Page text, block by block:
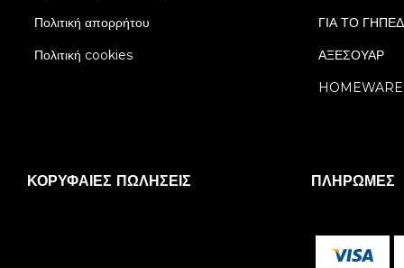
Πολιτική απορρήτου
Πολιτική cookies
ΓΙΑ ΤΟ
ΑΞΕΣΟΥΑΡ
HOMEWARE
ΚΟΡΥΦΑΊΕΣ ΠΩΛΉΣΕΙΣ ΠΛΗΡΩΜΈΣ